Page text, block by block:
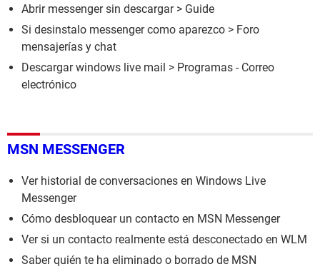
Abrir messenger sin descargar> Guide
Si desinstalo messenger como aparezco > Foro
mensajerías y chat
Descargar windows live mail > Programas - Correo
electrónico
MSN MESSENGER
Ver historial de conversaciones en Windows Live
Messenger
Cómo desbloquear un contacto en MSN Messenger
Ver si un contacto realmente está desconectado en WLM
Saber quién te ha eliminado o borrado de MSN